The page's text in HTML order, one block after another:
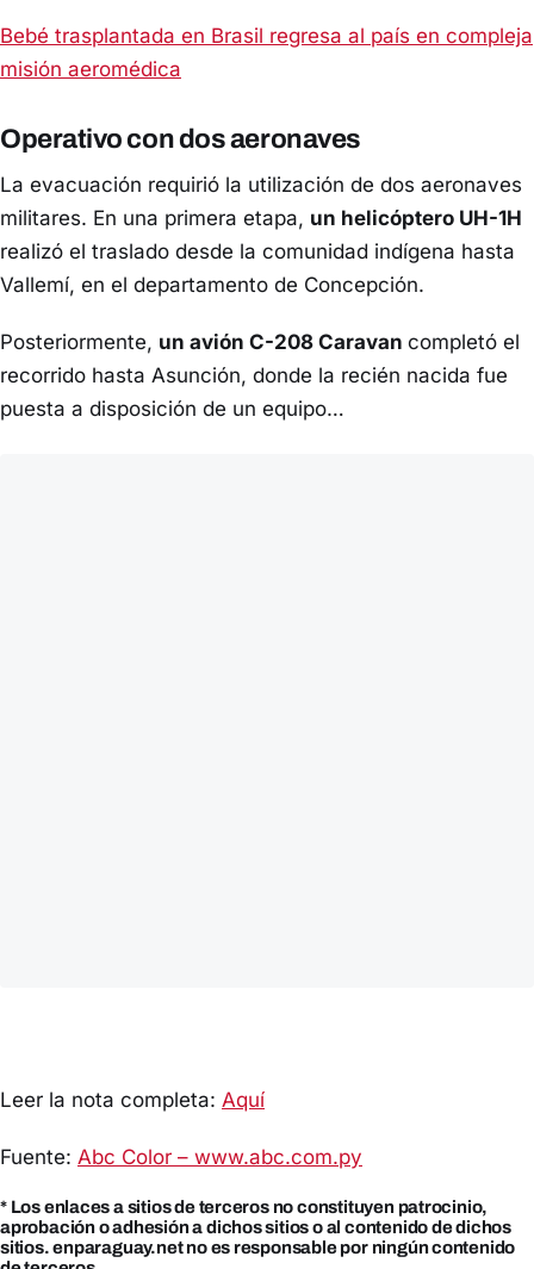
Bebé trasplantada en Brasil regresa al país en compleja
misión aeromédica
Operativo con dos aeronaves
La evacuación requirió la utilización de dos aeronaves
militares. En una primera etapa, un helicóptero UH-1H
realizó el traslado desde la comunidad indígena hasta
Vallemí, en el departamento de Concepción.
Posteriormente, un avión C-208 Caravan completó el
recorrido hasta Asunción, donde la recién nacida fue
puesta a disposición de un equipo…
Leer la nota completa: Aquí
Fuente: Abc Color – www.abc.com.py
* Los enlaces a sitios de terceros no constituyen patrocinio,
aprobación o adhesión a dichos sitios o al contenido de dichos
sitios. enparaguay.net no es responsable por ningún contenido